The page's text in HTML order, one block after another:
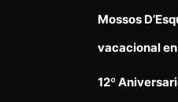
Mossos
vacacional
12º